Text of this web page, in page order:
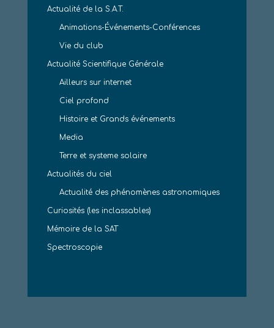
Actualité de la S.A.T.
Animations-Événements-Conférences
Vie du club
Actualité Scientifique Générale
Ailleurs sur internet
Ciel profond
Histoire et Grands événements
Media
Terre et systeme solaire
Actualités du ciel
Actualité des phénomènes astronomiques
Curiosités (les inclassables)
Mémoire de la SAT
Spectroscopie